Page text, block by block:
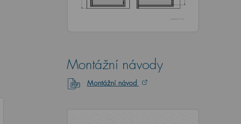
Montážní návody
Montážní návod